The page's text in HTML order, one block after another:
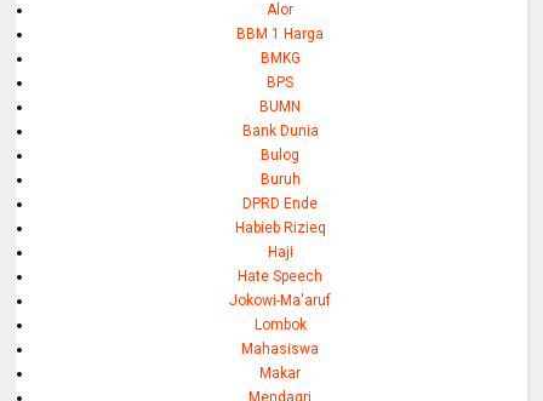
Alor
BBM 1 Harga
BMKG
BPS
BUMN
Bank Dunia
Bulog
Buruh
DPRD Ende
Habieb Rizieq
Haji
Hate Speech
Jokowi-Ma'aruf
Lombok
Mahasiswa
Makar